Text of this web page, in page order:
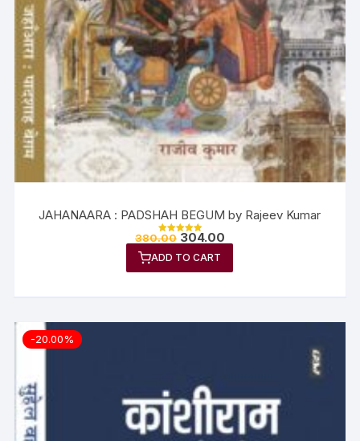
JAHANAARA : PADSHAH BEGUM by Rajeev Kumar
Rated
out of 5
380.00 304.00
ADD TO CART
-20.00%